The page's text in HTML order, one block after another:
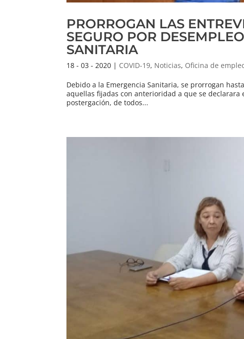
PRORROGAN LAS
SEGURO POR
SANITARIA
18 - 03 - 2020 | COVID-19, Noticias, Oficina de
Debido a la Emergencia Sanitaria, se prorrogan
aquellas fijadas con anterioridad a que se declarara
postergación, de todos...